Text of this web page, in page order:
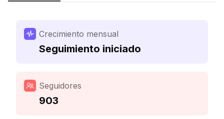
Crecimiento mensual
Seguimiento iniciado
Seguidores
903